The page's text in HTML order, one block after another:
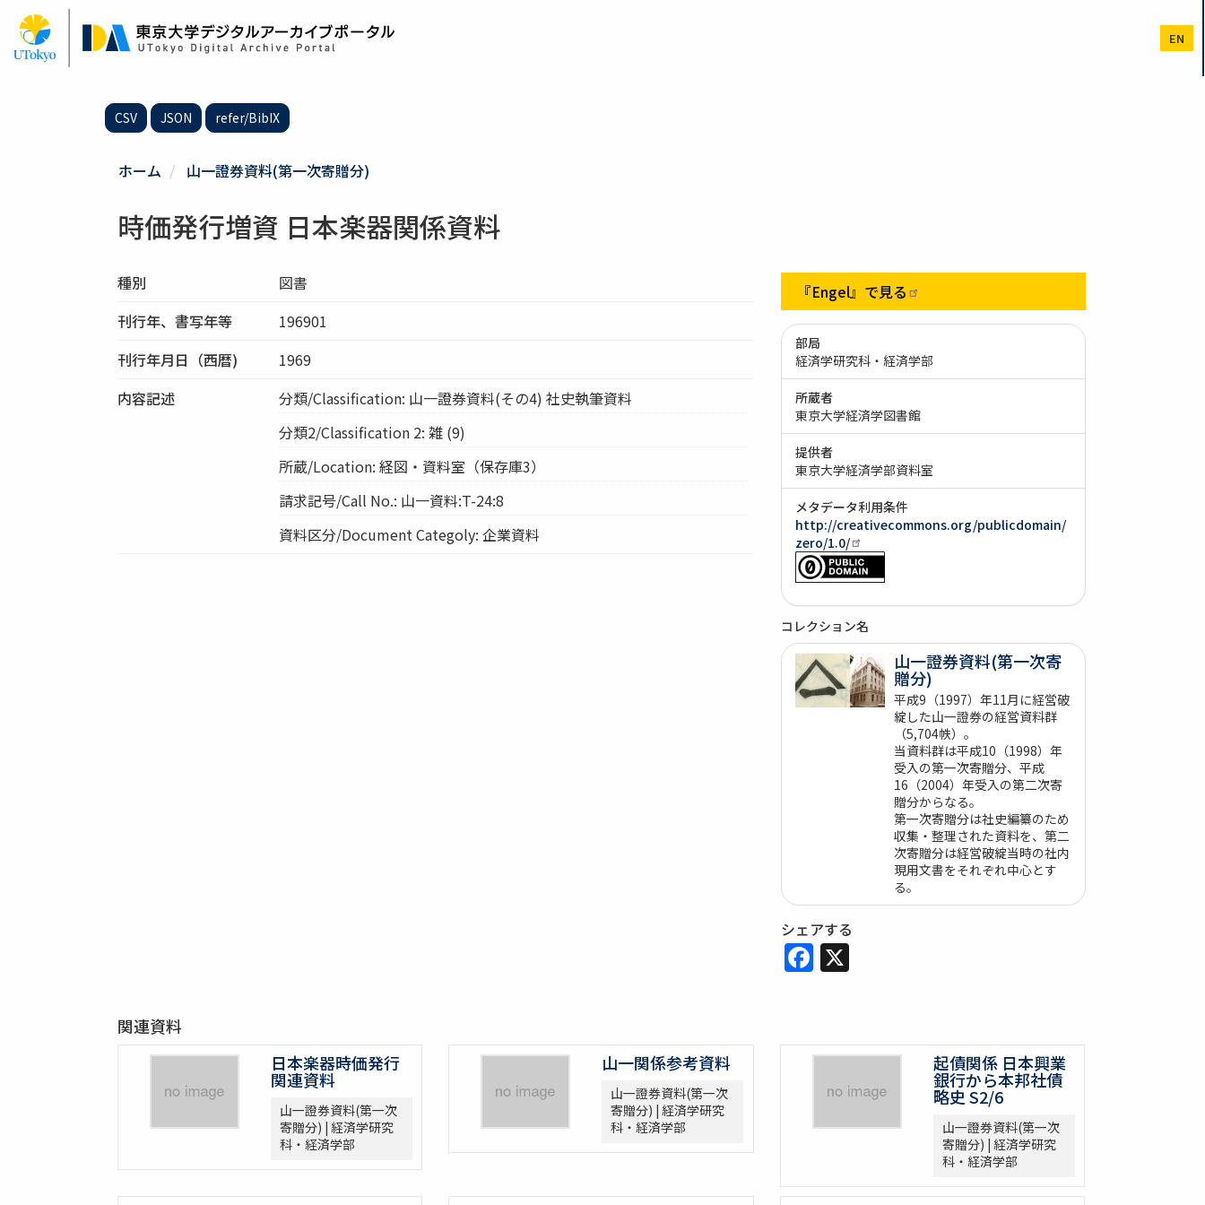
ン
EN
CSV JSON refer/BibIX
ホーム 山一證券資料(第一次寄贈分)
時価発行増資 日本楽器関係資料
種別
図書
刊行年、書写年等
196901
刊行年月日（西暦)
1969
内容記述
分類/Classification: 山一證券資料(その4) 社史執筆資料
分類2/Classification 2: 雑 (9)
所蔵/Location: 経図・資料室（保存庫3）
請求記号/Call No.: 山一資料:T-24:8
資料区分/Document Categoly: 企業資料
『Engel』で見る
部局
経済学研究科・経済学部
所蔵者
東京大学経済学図書館
提供者
東京大学経済学部資料室
メタデータ利用条件
http://creativecommons.org/publicdomain/
zero/1.0/
コレクション名
山一證券資料(第一次寄
贈分)
平成9（1997）年11月に経営破
綻した山一證券の経営資料群
（5,704帙）。
当資料群は平成10（1998）年
受入の第一次寄贈分、平成
16（2004）年受入の第二次寄
贈分からなる。
第一次寄贈分は社史編纂のため
収集・整理された資料を、第二
次寄贈分は経営破綻当時の社内
現用文書をそれぞれ中心とす
る。
シェアする
Facebook
X
関連資料
日本楽器時価発行
関連資料
山一證券資料(第一次
寄贈分) | 経済学研究
科・経済学部
山一関係参考資料
山一證券資料(第一次
寄贈分) | 経済学研究
科・経済学部
起債関係 日本興業
銀行から本邦社債
略史 S2/6
山一證券資料(第一次
寄贈分) | 経済学研究
科・経済学部